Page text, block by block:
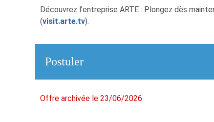
Découvrez l’entreprise ARTE : Plongez dès
(visit.arte.tv).
Postuler
Offre archivée le 23/06/2026